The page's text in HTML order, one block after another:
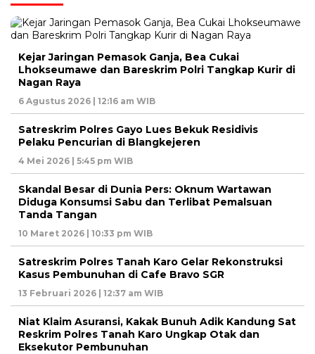
Kejar Jaringan Pemasok Ganja, Bea Cukai
Lhokseumawe dan Bareskrim Polri Tangkap Kurir di
Nagan Raya
6 Agustus 2026 | 12:16 am WIB
Satreskrim Polres Gayo Lues Bekuk Residivis
Pelaku Pencurian di Blangkejeren
4 Mei 2026 | 5:45 pm WIB
Skandal Besar di Dunia Pers: Oknum Wartawan
Diduga Konsumsi Sabu dan Terlibat Pemalsuan
Tanda Tangan
10 Maret 2026 | 10:33 pm WIB
Satreskrim Polres Tanah Karo Gelar Rekonstruksi
Kasus Pembunuhan di Cafe Bravo SGR
13 Februari 2026 | 12:37 am WIB
Niat Klaim Asuransi, Kakak Bunuh Adik Kandung Sat
Reskrim Polres Tanah Karo Ungkap Otak dan
Eksekutor Pembunuhan